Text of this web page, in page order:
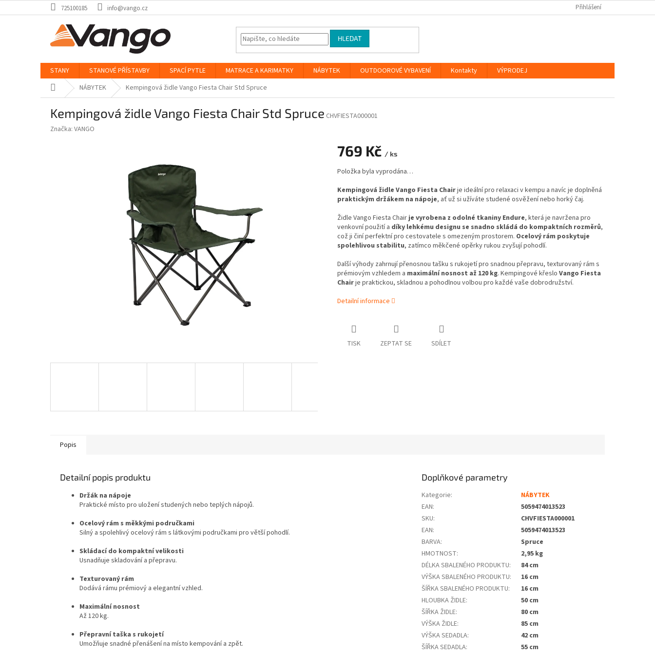
na
725100185 info@vango.cz Přihlášení
HLEDAT
STANY STANOVÉ PŘÍSTAVBY SPACÍ PYTLE MATRACE A KARIMATKY NÁBYTEK OUTDOOROVÉ VYBAVENÍ Kontakty
VÝPRODEJ
Domů NÁBYTEK Kempingová židle Vango Fiesta Chair Std Spruce
Kempingová židle Vango Fiesta Chair Std Spruce CHVFIESTA000001
Značka: VANGO
769 Kč / ks
Měrná
cena:
Položka byla vyprodána…
Kempingová židle Vango Fiesta Chairje ideální pro relaxaci v kempu a navíc je doplněná
praktickým držákem na nápoje, ať už si užíváte studené osvěžení nebo horký čaj.
Židle Vango Fiesta Chairje vyrobena z odolné tkaniny Endure, která je navržena pro
venkovní použití a díky lehkému designu se snadno skládá do kompaktních rozměrů,
což ji činí perfektní pro cestovatele s omezeným prostorem. Ocelový rám poskytuje
spolehlivou stabilitu, zatímco měkčené opěrky rukou zvyšují pohodlí.
Další výhody zahrnují přenosnou tašku s rukojetí pro snadnou přepravu, texturovaný rám s
prémiovým vzhledem a maximální nosnost až 120 kg. Kempingové křeslo Vango Fiesta
Chairje praktickou, skladnou a pohodlnou volbou pro každé vaše dobrodružství.
Detailní informace
TISK ZEPTAT SE SDÍLET
Popis
Detailní popis produktu
Držák na nápoje
Praktické místo pro uložení studených nebo teplých nápojů.
Ocelový rám s měkkými područkami
Silný a spolehlivý ocelový rám s látkovými područkami pro větší pohodlí.
Skládací do kompaktní velikosti
Usnadňuje skladování a přepravu.
Texturovaný rám
Dodává rámu prémiový a elegantní vzhled.
Maximální nosnost
Až 120 kg.
Přepravní taška s rukojetí
Umožňuje snadné přenášení na místo kempování a zpět.
Doplňkové parametry
Kategorie:
NÁBYTEK
EAN:
5059474013523
SKU:
CHVFIESTA000001
EAN:
5059474013523
BARVA:
Spruce
HMOTNOST:
2,95 kg
DÉLKA SBALENÉHO PRODUKTU:
84 cm
VÝŠKA SBALENÉHO PRODUKTU:
16 cm
ŠÍŘKA SBALENÉHO PRODUKTU:
16 cm
HLOUBKA ŽIDLE:
50 cm
ŠÍŘKA ŽIDLE:
80 cm
VÝŠKA ŽIDLE:
85 cm
VÝŠKA SEDADLA:
42 cm
ŠÍŘKA SEDADLA:
55 cm